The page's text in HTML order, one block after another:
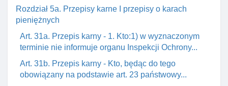
Rozdział 5a. Przepisy karne I przepisy o karach
pieniężnych
Art. 31a. Przepis karny - 1. Kto:1) w wyznaczonym
terminie nie informuje organu Inspekcji Ochrony...
Art. 31b. Przepis karny - Kto, będąc do tego
obowiązany na podstawie art. 23 państwowy...